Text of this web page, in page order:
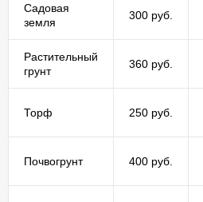
Садовая
земля
300 руб.
Растительный
грунт
360 руб.
Торф 250 руб.
Почвогрунт 400 руб.